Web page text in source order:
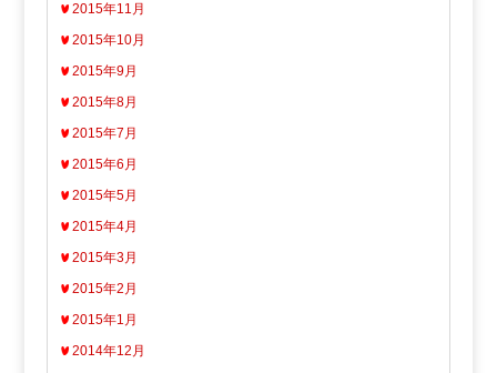
2015年11月
2015年10月
2015年9月
2015年8月
2015年7月
2015年6月
2015年5月
2015年4月
2015年3月
2015年2月
2015年1月
2014年12月